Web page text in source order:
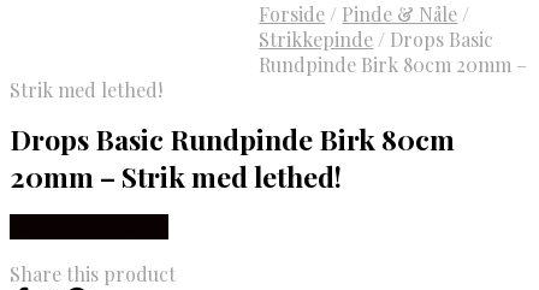
Forside / Pinde & Nåle /
Strikkepinde / Drops Basic
Rundpinde Birk 80cm 20mm –
Strik med lethed!
Drops Basic Rundpinde Birk 80cm
20mm – Strik med lethed!
Share this product